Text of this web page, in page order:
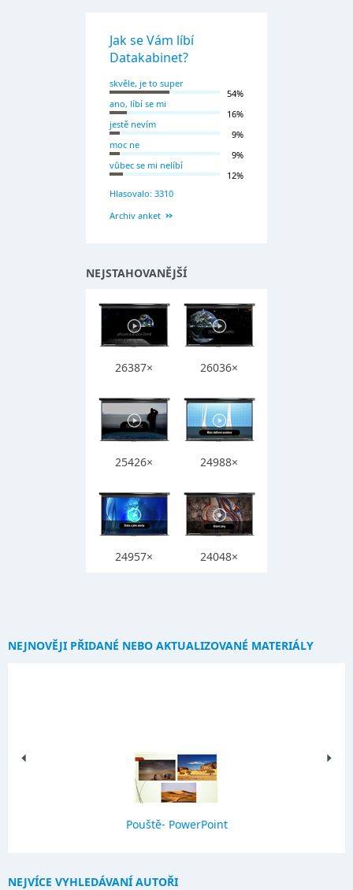
Jak se Vám líbí
Datakabinet?
skvěle, je to super
54%
ano, líbí se mi
16%
jestě nevím
9%
moc ne
9%
vůbec se mi nelíbí
12%
Hlasovalo: 3310
Archiv anket
NEJSTAHOVANĚJŠÍ
26387× 26036×
25426× 24988×
24957× 24048×
NEJNOVĚJI PŘIDANÉ NEBO AKTUALIZOVANÉ MATERIÁLY
Pouště- PowerPoint
NEJVÍCE VYHLEDÁVANÍ AUTOŘI